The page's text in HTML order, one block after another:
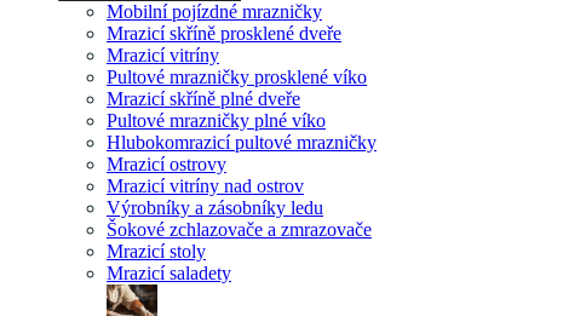
Mobilní pojízdné mrazničky
Mrazicí skříně prosklené dveře
Mrazicí vitríny
Pultové mrazničky prosklené víko
Mrazicí skříně plné dveře
Pultové mrazničky plné víko
Hlubokomrazicí pultové mrazničky
Mrazicí ostrovy
Mrazicí vitríny nad ostrov
Výrobníky a zásobníky ledu
Šokové zchlazovače a zmrazovače
Mrazicí stoly
Mrazicí saladety